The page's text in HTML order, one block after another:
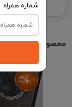
محصولات مشابه
شماره همراه